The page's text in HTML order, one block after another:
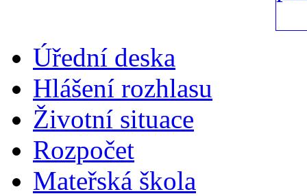
Úřední deska
Hlášení rozhlasu
Životní situace
Rozpočet
Mateřská škola